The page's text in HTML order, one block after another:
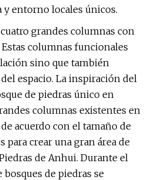
entorno locales únicos.
grandes columnas con
columnas funcionales
sino que también
espacio. La inspiración del
de piedras único en
columnas existentes en
acuerdo con el tamaño de
para crear una gran área de
de Anhui. Durante el
bosques de piedras se